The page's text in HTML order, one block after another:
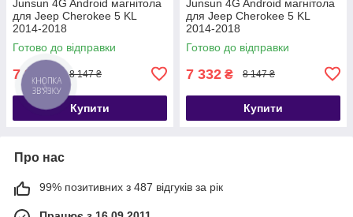
Junsun 4G Android магнітола
для Jeep Cherokee 5 KL
2014-2018
Готово до відправки
7 332₴ 8 147 ₴
Купити
Junsun 4G Android магнітола
для Jeep Cherokee 5 KL
2014-2018
Готово до відправки
7 332 ₴ 8 147 ₴
Купити
Про нас
99% позитивних з 487 відгуків за рік